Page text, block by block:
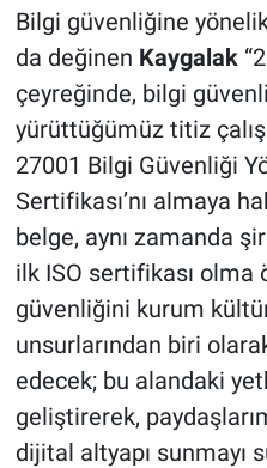
Bilgi güvenliğine
da değinen Kaygalak
çeyreğinde, bilgi
yürüttüğümüz titiz
27001 Bilgi Güvenliği
Sertifikası’nı almaya
belge, aynı zamanda
ilk ISO sertifikası olma
güvenliğini kurum
unsurlarından biri
edecek; bu alandaki
geliştirerek,
dijital altyapı sunmayı